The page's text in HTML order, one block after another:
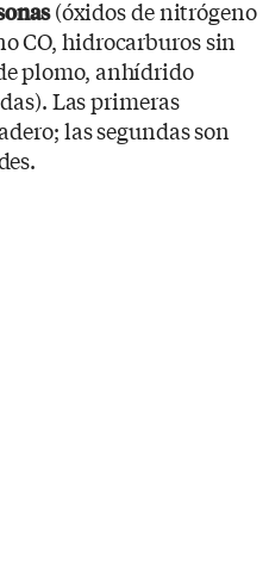
(óxidos de nitrógeno
CO, hidrocarburos sin
plomo, anhídrido
Las primeras
las segundas son